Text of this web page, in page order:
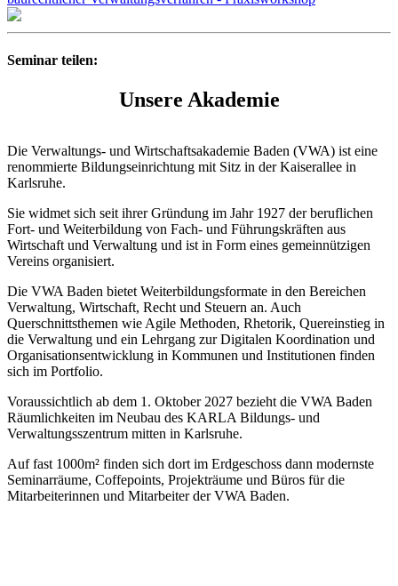
Seminar teilen:
Unsere Akademie
Die Verwaltungs- und Wirtschaftsakademie Baden (VWA) ist eine
renommierte Bildungseinrichtung mit Sitz in der Kaiserallee in
Karlsruhe.
Sie widmet sich seit ihrer Gründung im Jahr 1927 der beruflichen
Fort- und Weiterbildung von Fach- und Führungskräften aus
Wirtschaft und Verwaltung und ist in Form eines gemeinnützigen
Vereins organisiert.
Die VWA Baden bietet Weiterbildungsformate in den Bereichen
Verwaltung, Wirtschaft, Recht und Steuern an. Auch
Querschnittsthemen wie Agile Methoden, Rhetorik, Quereinstieg in
die Verwaltung und ein Lehrgang zur Digitalen Koordination und
Organisationsentwicklung in Kommunen und Institutionen finden
sich im Portfolio.
Voraussichtlich ab dem 1. Oktober 2027 bezieht die VWA Baden
Räumlichkeiten im Neubau des KARLA Bildungs- und
Verwaltungsszentrum mitten in Karlsruhe.
Auf fast 1000m² finden sich dort im Erdgeschoss dann modernste
Seminarräume, Coffepoints, Projekträume und Büros für die
Mitarbeiterinnen und Mitarbeiter der VWA Baden.